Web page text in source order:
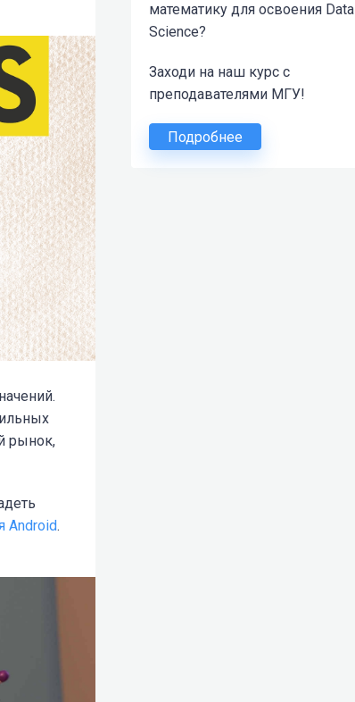
математику для освоения Data
Science?
Заходи на наш курс с
преподавателями МГУ!
Подробнее
рынок,
Android.